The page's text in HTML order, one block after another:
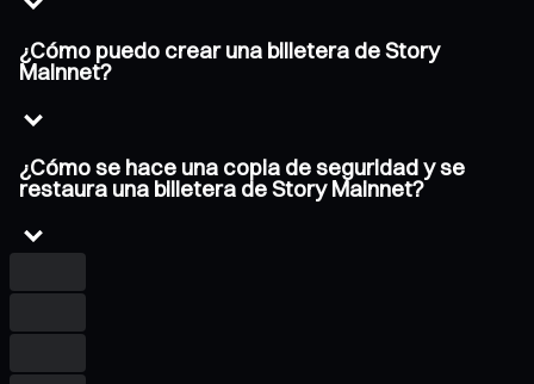
¿Cómo puedo crear una billetera de Story
Mainnet?
¿Cómo se hace una copia de seguridad y se
restaura una billetera de Story Mainnet?